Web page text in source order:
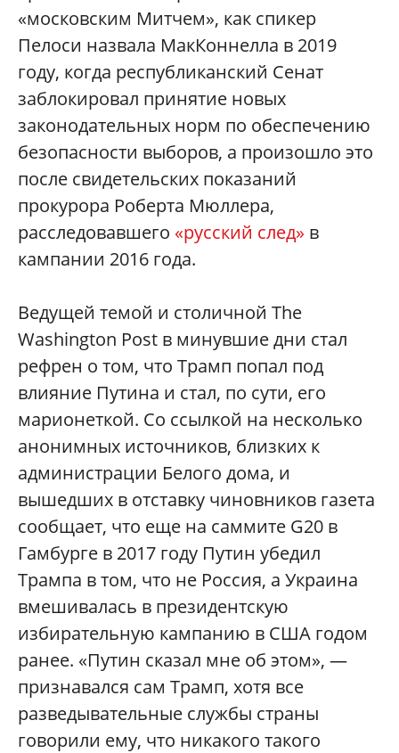
«московским Митчем», как спикер
Пелоси назвала МакКоннелла в 2019
году, когда республиканский Сенат
заблокировал принятие новых
законодательных норм по обеспечению
безопасности выборов, а произошло это
после свидетельских показаний
прокурора Роберта Мюллера,
расследовавшего «русский след» в
кампании 2016 года.
Ведущей темой и столичной The
Washington Post в минувшие дни стал
рефрен о том, что Трамп попал под
влияние Путина и стал, по сути, его
марионеткой. Со ссылкой на несколько
анонимных источников, близких к
администрации Белого дома, и
вышедших в отставку чиновников газета
сообщает, что еще на саммите G20 в
Гамбурге в 2017 году Путин убедил
Трампа в том, что не Россия, а Украина
вмешивалась в президентскую
избирательную кампанию в США годом
ранее. «Путин сказал мне об этом», —
признавался сам Трамп, хотя все
разведывательные службы страны
говорили ему, что никакого такого